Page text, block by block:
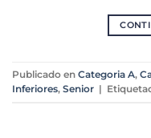
Publicado en Categoria A,
Inferiores, Senior |